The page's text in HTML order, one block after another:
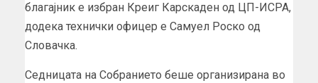
благајник е избран Креиг Карскаден од ЦП-ИСРА,
додека технички офицер е Самуел Роско од
Словачка.
Седницата на Собранието беше организирана во